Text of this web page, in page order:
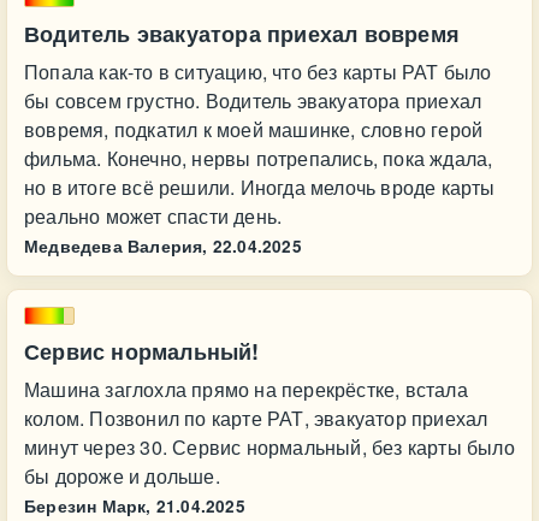
Водитель эвакуатора приехал вовремя
Попала как-то в ситуацию, что без карты РАТ было
бы совсем грустно. Водитель эвакуатора приехал
вовремя, подкатил к моей машинке, словно герой
фильма. Конечно, нервы потрепались, пока ждала,
но в итоге всё решили. Иногда мелочь вроде карты
реально может спасти день.
Медведева Валерия, 22.04.2025
Сервис нормальный!
Машина заглохла прямо на перекрёстке, встала
колом. Позвонил по карте РАТ, эвакуатор приехал
минут через 30. Сервис нормальный, без карты было
бы дороже и дольше.
Березин Марк, 21.04.2025